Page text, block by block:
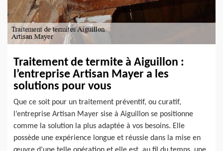
Traitement de termite à Aiguillon :
l’entreprise Artisan Mayer a les
solutions pour vous
Que ce soit pour un traitement préventif, ou curatif,
l’entreprise Artisan Mayer sise à Aiguillon se positionne
comme la solution la plus adaptée à vos besoins. Elle
possède une expérience longue et réussie dans la mise en